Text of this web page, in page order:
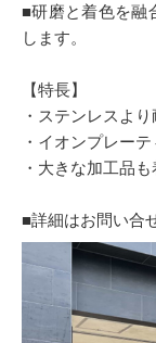
すまいリング
Q＆A
お気に入り
■研磨と着色を融
します。
【特長】
・ステンレスよ
・イオンプレー
・大きな加工品
■詳細はお問い合